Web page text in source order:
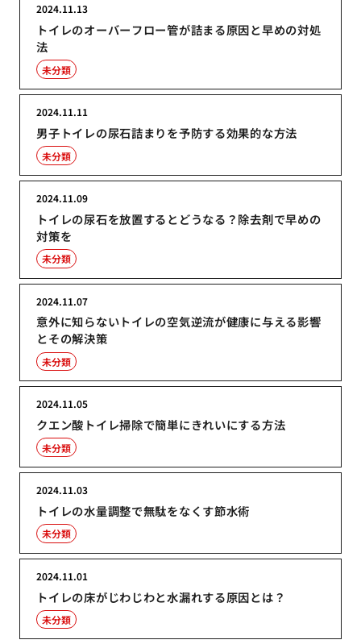
トイレのオーバーフロー管が詰まる原因と早めの対処
法
2024.11.13
未分類
男子トイレの尿石詰まりを予防する効果的な方法
2024.11.11
未分類
トイレの尿石を放置するとどうなる？除去剤で早めの
対策を
2024.11.09
未分類
意外に知らないトイレの空気逆流が健康に与える影響
とその解決策
2024.11.07
未分類
クエン酸トイレ掃除で簡単にきれいにする方法
2024.11.05
未分類
トイレの水量調整で無駄をなくす節水術
2024.11.03
未分類
トイレの床がじわじわと水漏れする原因とは？
2024.11.01
未分類